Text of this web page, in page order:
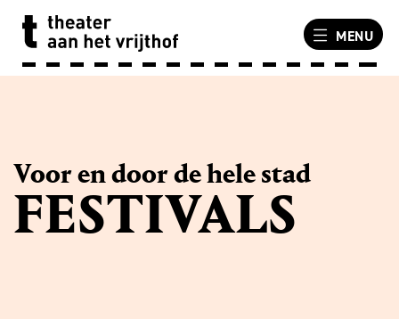
MENU
Voor en door de hele stad
FESTI­VALS